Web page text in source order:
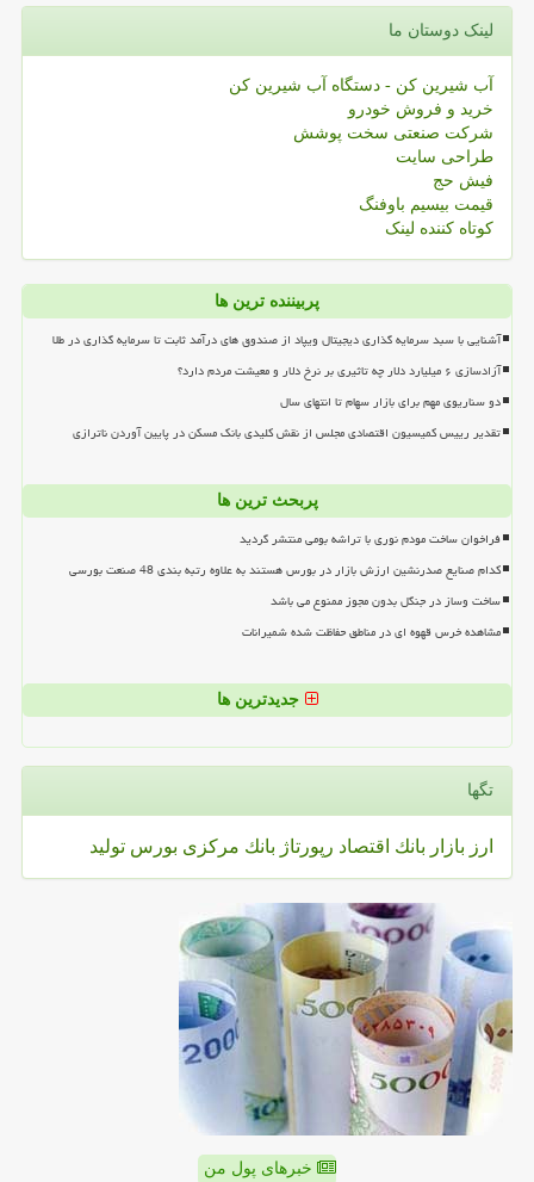
لینک دوستان ما
آب شیرین کن - دستگاه آب شیرین کن
خرید و فروش خودرو
شرکت صنعتی سخت پوشش
طراحی سایت
فیش حج
قیمت بیسیم باوفنگ
کوتاه کننده لینک
پربیننده ترین ها
آشنایی با سبد سرمایه گذاری دیجیتال ویپاد از صندوق های درآمد ثابت تا سرمایه گذاری در طلا
آزادسازی ۶ میلیارد دلار چه تاثیری بر نرخ دلار و معیشت مردم دارد؟
دو سناریوی مهم برای بازار سهام تا انتهای سال
تقدیر رییس کمیسیون اقتصادی مجلس از نقش کلیدی بانک مسکن در پایین آوردن ناترازی
پربحث ترین ها
فراخوان ساخت مودم نوری با تراشه بومی منتشر گردید
کدام صنایع صدرنشین ارزش بازار در بورس هستند به علاوه رتبه بندی 48 صنعت بورسی
ساخت وساز در جنگل بدون مجوز ممنوع می باشد
مشاهده خرس قهوه ای در مناطق حفاظت شده شمیرانات
جدیدترین ها
تگها
ارز بازار بانك اقتصاد رپورتاژ بانك مركزی بورس تولید
خبرهای پول من